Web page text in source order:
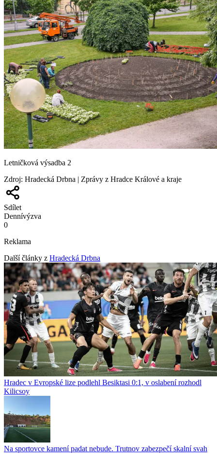
Letničková výsadba 2
Zdroj: Hradecká Drbna | Zprávy z Hradce Králové a kraje
Sdílet
Dennívýzva
0
Reklama
Další články z Hradecká Drbna
Hradec v Evropské lize podlehl Besiktasi 0:1, v oslabení rozhodl
Kilicsoy
Na sportovce kamení padat nebude. Trutnov zabezpečí skalní svah